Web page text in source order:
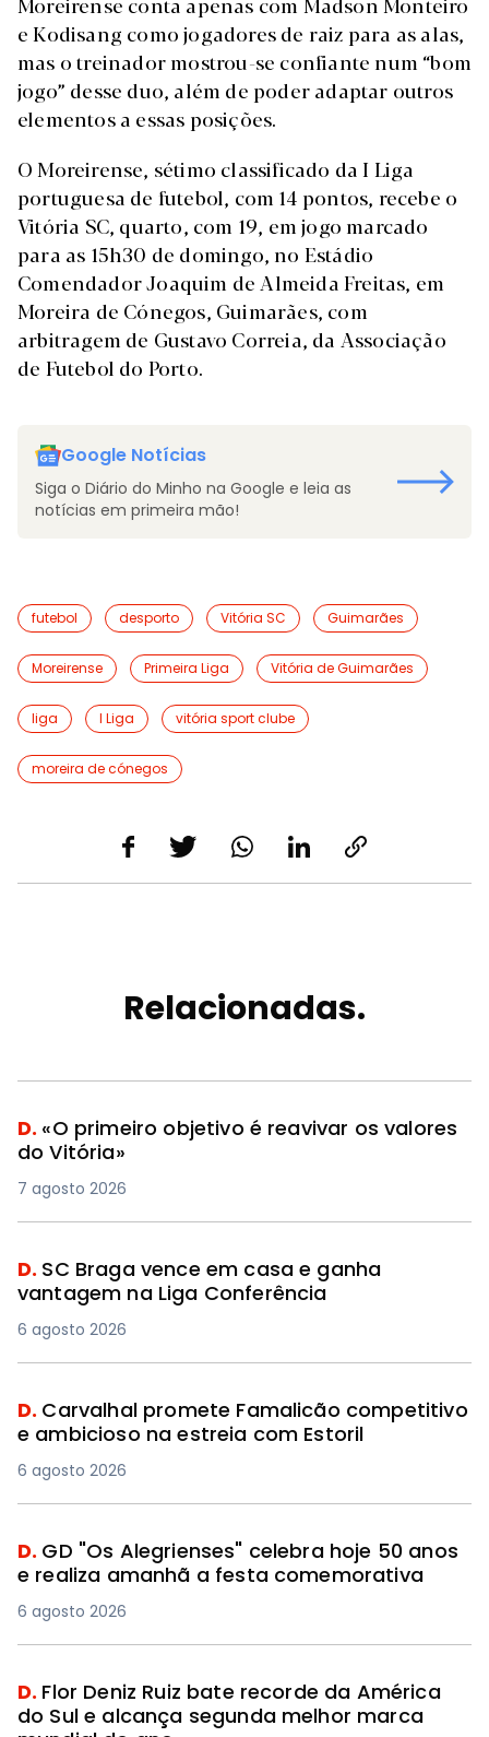
e Kodisang como jogadores de raiz para as alas,
mas o treinador mostrou-se confiante num “bom
jogo” desse duo, além de poder adaptar outros
elementos a essas posições.
O Moreirense, sétimo classificado da I Liga
portuguesa de futebol, com 14 pontos, recebe o
Vitória SC, quarto, com 19, em jogo marcado
para as 15h30 de domingo, no Estádio
Comendador Joaquim de Almeida Freitas, em
Moreira de Cónegos, Guimarães, com
arbitragem de Gustavo Correia, da Associação
de Futebol do Porto.
Google Notícias
Siga o Diário do Minho na Google e leia as
notícias em primeira mão!
futebol desporto Vitória SC Guimarães
Moreirense Primeira Liga Vitória de Guimarães
liga I Liga vitória sport clube
moreira de cónegos
Relacionadas.
D. «O primeiro objetivo é reavivar os valores
do Vitória»
7 agosto 2026
D. SC Braga vence em casa e ganha
vantagem na Liga Conferência
6 agosto 2026
D. Carvalhal promete Famalicão competitivo
e ambicioso na estreia com Estoril
6 agosto 2026
D. GD "Os Alegrienses" celebra hoje 50 anos
e realiza amanhã a festa comemorativa
6 agosto 2026
D. Flor Deniz Ruiz bate recorde da América
do Sul e alcança segunda melhor marca